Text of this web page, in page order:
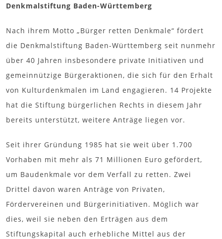
Denkmalstiftung Baden-Württemberg
Nach ihrem Motto „Bürger retten Denkmale“ fördert
die Denkmalstiftung Baden-Württemberg seit nunmehr
über 40 Jahren insbesondere private Initiativen und
gemeinnützige Bürgeraktionen, die sich für den Erhalt
von Kulturdenkmalen im Land engagieren. 14 Projekte
hat die Stiftung bürgerlichen Rechts in diesem Jahr
bereits unterstützt, weitere Anträge liegen vor.
Seit ihrer Gründung 1985 hat sie weit über 1.700
Vorhaben mit mehr als 71 Millionen Euro gefördert,
um Baudenkmale vor dem Verfall zu retten. Zwei
Drittel davon waren Anträge von Privaten,
Fördervereinen und Bürgerinitiativen. Möglich war
dies, weil sie neben den Erträgen aus dem
Stiftungskapital auch erhebliche Mittel aus der